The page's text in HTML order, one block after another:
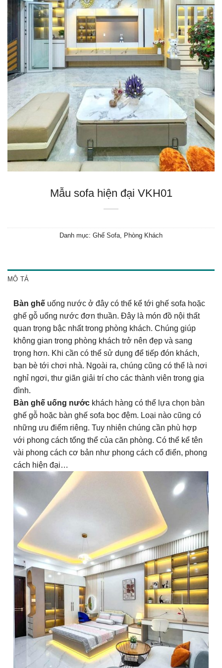
Mẫu sofa hiện đại VKH01
Danh mục: Ghế Sofa, Phòng Khách
MÔ TẢ
Bàn ghế uống nước ở đây có thể kể tới ghế sofa hoặc
ghế gỗ uống nước đơn thuần. Đây là món đồ nội thất
quan trọng bậc nhất trong phòng khách. Chúng giúp
không gian trong phòng khách trở nên đẹp và sang
trọng hơn. Khi cần có thể sử dụng để tiếp đón khách,
bạn bè tới chơi nhà. Ngoài ra, chúng cũng có thể là nơi
nghỉ ngơi, thư giãn giải trí cho các thành viên trong gia
đình.
Bàn ghế uống nước khách hàng có thể lựa chọn bàn
ghế gỗ hoặc bàn ghế sofa bọc đệm. Loại nào cũng có
những ưu điểm riêng. Tuy nhiên chúng cần phù hợp
với phong cách tổng thể của căn phòng. Có thể kể tên
vài phong cách cơ bản như phong cách cổ điển, phong
cách hiện đại…